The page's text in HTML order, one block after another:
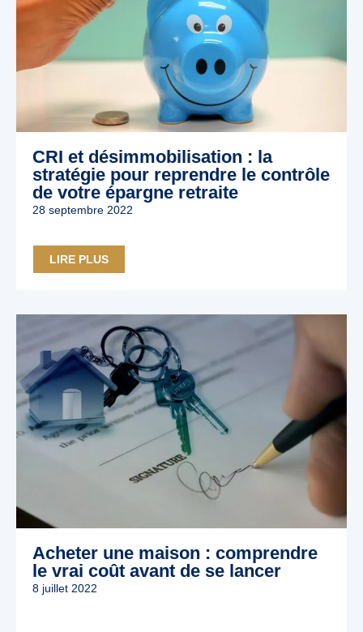
CRI et désimmobilisation : la
stratégie pour reprendre le contrôle
de votre épargne retraite
28 septembre 2022
LIRE PLUS
Acheter une maison : comprendre
le vrai coût avant de se lancer
8 juillet 2022